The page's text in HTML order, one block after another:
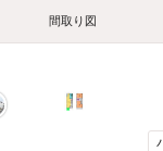
間取り図